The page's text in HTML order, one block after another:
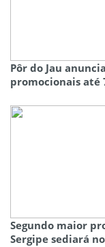
Pôr do Jau
promocionais até
Segundo maior
Sergipe sediará